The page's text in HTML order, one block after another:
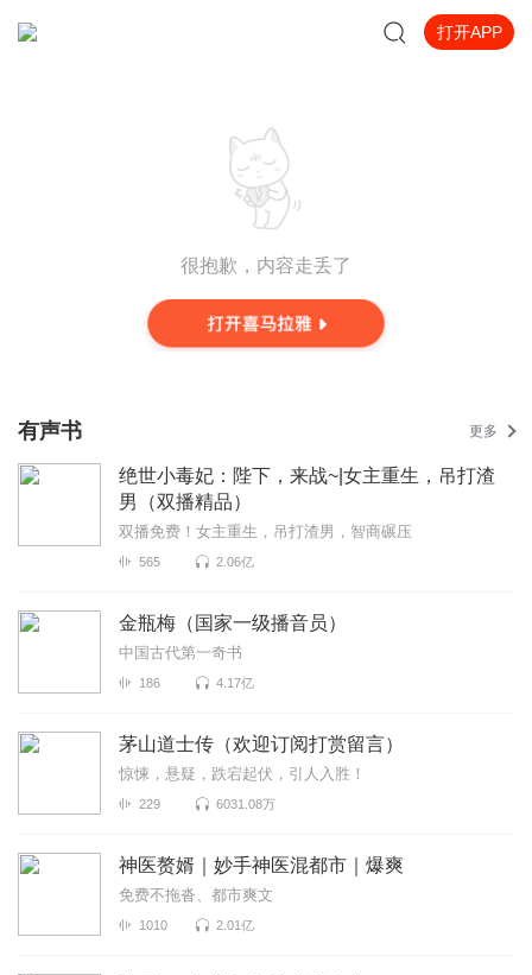
打开APP
很抱歉，内容走丢了
有声书 更多
绝世小毒妃：陛下，来战~|女主重生，吊打渣
男（双播精品）
双播免费！女主重生，吊打渣男，智商碾压
565 2.06亿
金瓶梅（国家一级播音员）
中国古代第一奇书
186 4.17亿
茅山道士传（欢迎订阅打赏留言）
惊悚，悬疑，跌宕起伏，引人入胜！
229 6031.08万
神医赘婿｜妙手神医混都市｜爆爽
免费不拖沓、都市爽文
1010 2.01亿